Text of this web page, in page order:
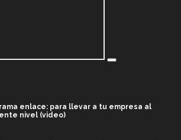
enlace: para llevar a tu empresa al
nivel (video)